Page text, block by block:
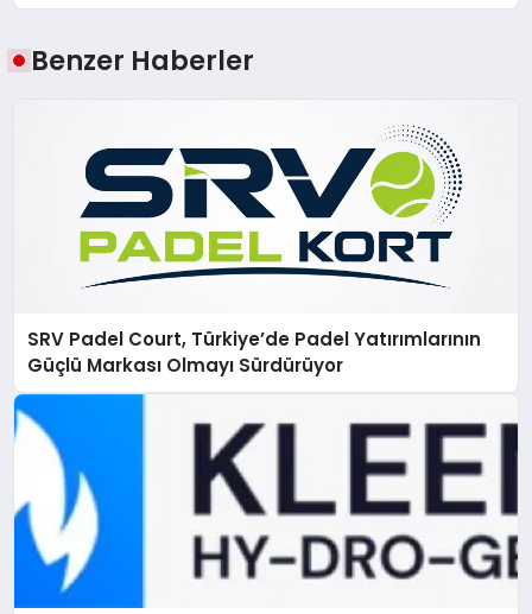
Benzer Haberler
SRV Padel Court, Türkiye’de Padel Yatırımlarının
Güçlü Markası Olmayı Sürdürüyor